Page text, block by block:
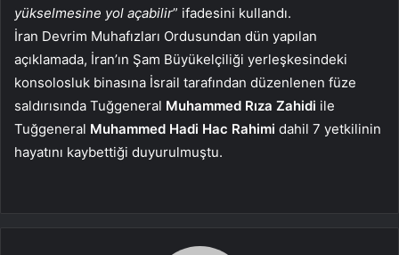
yükselmesine yol açabilir” ifadesini kullandı.
İran Devrim Muhafızları Ordusundan dün yapılan
açıklamada, İran’ın Şam Büyükelçiliği yerleşkesindeki
konsolosluk binasına İsrail tarafından düzenlenen füze
saldırısında Tuğgeneral Muhammed Rıza Zahidi ile
Tuğgeneral Muhammed Hadi Hac Rahimi dahil 7 yetkilinin
hayatını kaybettiği duyurulmuştu.